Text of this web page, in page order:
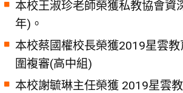
本校王淑珍老師榮獲私教協會資
年)。
本校蔡國權校長榮獲2019星雲
圍複審(高中組)
本校謝毓琳主任榮獲 2019星雲